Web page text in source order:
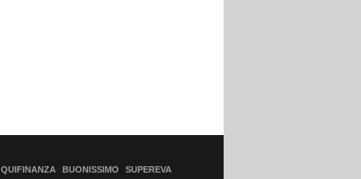
QUIFINANZA BUONISSIMO SUPEREVA